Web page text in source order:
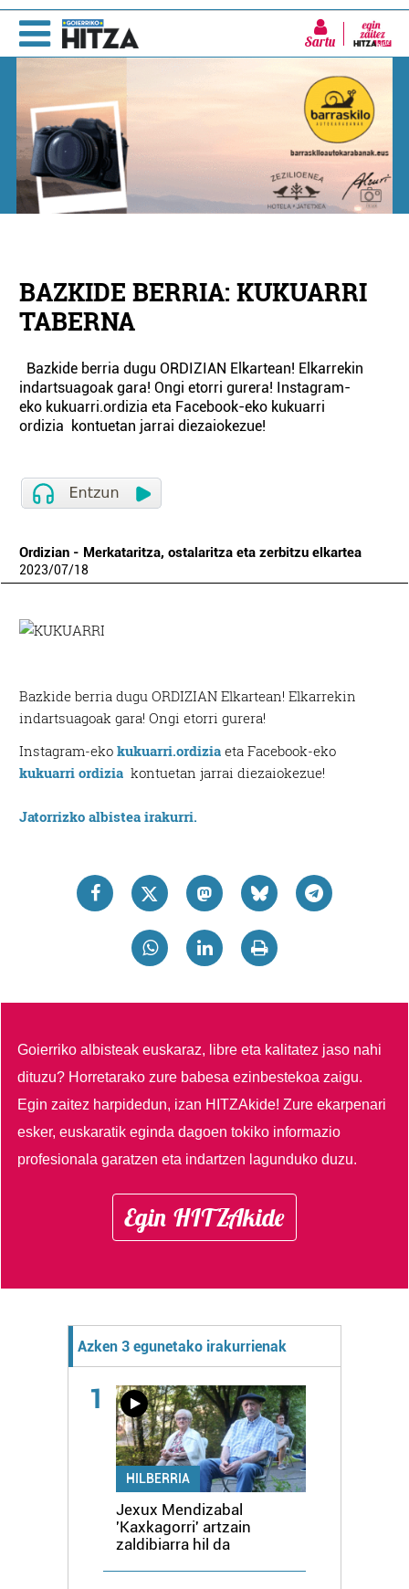
Sartu
BAZKIDE BERRIA: KUKUARRI
TABERNA
Bazkide berria dugu ORDIZIAN Elkartean! Elkarrekin
indartsuagoak gara! Ongi etorri gurera! Instagram-
eko kukuarri.ordizia eta Facebook-eko kukuarri
ordizia kontuetan jarrai diezaiokezue!
Ordizian - Merkataritza, ostalaritza eta zerbitzu elkartea
2023/07/18
Bazkide berria dugu ORDIZIAN Elkartean! Elkarrekin
indartsuagoak gara! Ongi etorri gurera!
Instagram-ekokukuarri.ordizia eta Facebook-eko
kukuarri ordizia kontuetan jarrai diezaiokezue!
Jatorrizko albistea irakurri.
Goierriko albisteak euskaraz, libre eta kalitatez jaso nahi
dituzu? Horretarako zure babesa ezinbestekoa zaigu.
Egin zaitez harpidedun, izan HITZAkide!Zure ekarpenari
esker, euskaratik eginda dagoen tokiko informazio
profesionala garatzen eta indartzen lagunduko duzu.
Egin HITZAkide
Azken 3 egunetako irakurrienak
1
HILBERRIA
Jexux Mendizabal
'Kaxkagorri' artzain
zaldibiarra hil da